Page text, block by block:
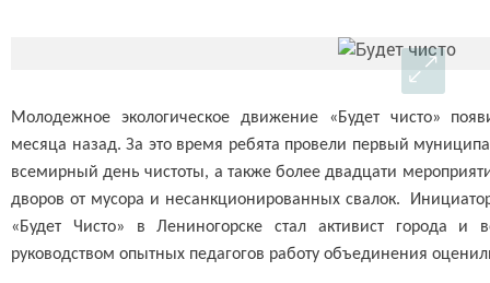
Молодежное экологическое движение «Будет чисто»
месяца назад. За это время ребята провели первый
всемирный день чистоты, а также более двадцати
дворов от мусора и несанкционированных свалок.
«Будет Чисто» в Лениногорске стал активист города
руководством опытных педагогов работу объединения